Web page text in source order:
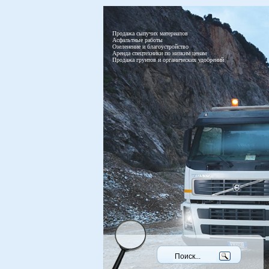
Продажа сыпучих материалов
Асфальтные работы
Озеленение и благоустройство
Аренда спецтехники по низким ценам
Продажа грунтов и органических удобрений